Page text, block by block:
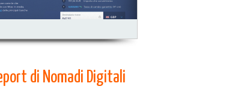
di Nomadi Digitali